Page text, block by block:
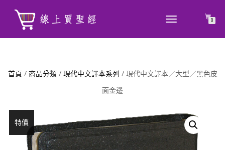
TOGGLE
0
首頁 / 商品分類/ 現代中文譯本系列 / 現代中文譯本／大型／黑色皮
面金邊
特價